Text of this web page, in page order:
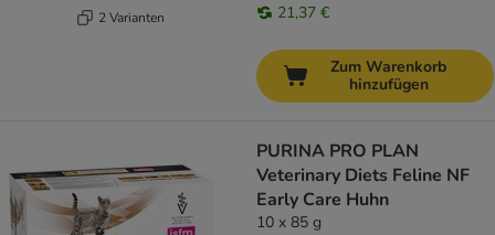
2 Varianten 21,37 €
Zum Warenkorb
hinzufügen
PURINA PRO PLAN
Veterinary Diets Feline NF
Early Care Huhn
10 x 85 g